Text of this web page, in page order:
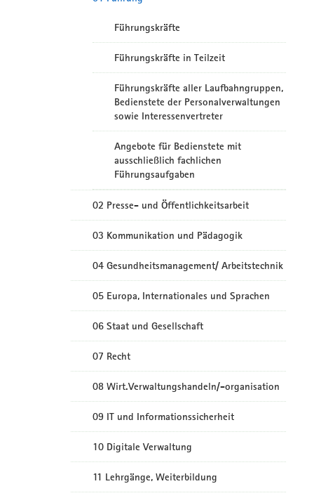
Führungskräfte
Führungskräfte in Teilzeit
Führungskräfte aller Laufbahngruppen,
Bedienstete der Personalverwaltungen
sowie Interessenvertreter
Angebote für Bedienstete mit
ausschließlich fachlichen
Führungsaufgaben
02 Presse- und Öffentlichkeitsarbeit
03 Kommunikation und Pädagogik
04 Gesundheitsmanagement/ Arbeitstechnik
05 Europa, Internationales und Sprachen
06 Staat und Gesellschaft
07 Recht
08 Wirt.Verwaltungshandeln/-organisation
09 IT und Informationssicherheit
10 Digitale Verwaltung
11 Lehrgänge, Weiterbildung